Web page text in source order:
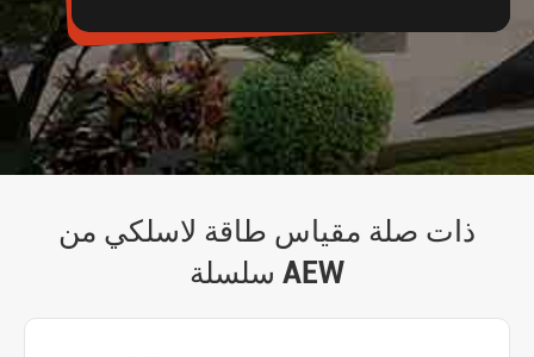
ذات صلة مقياس طاقة لاسلكي من
سلسلة AEW